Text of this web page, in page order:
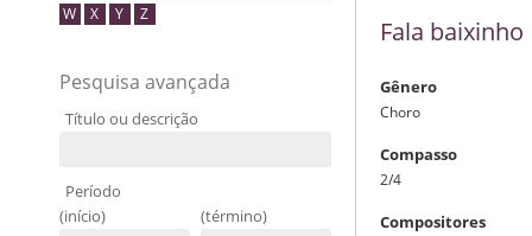
W
X Y Z
Pesquisa avançada
Título ou descrição
Período
(início)
(término)
Fala baixinho
Gênero
Choro
Compasso
2/4
Compositores